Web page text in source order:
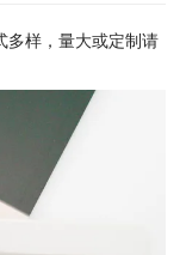
多样，量大或定制请